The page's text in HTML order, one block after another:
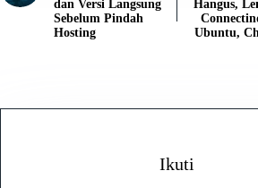
dan Versi Langsung
Sebelum Pindah
Hosting
Hangus,
Ubuntu,
Ikuti